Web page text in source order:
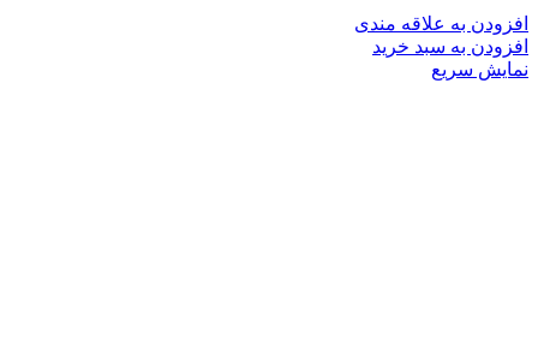
افزودن به علاقه مندی
افزودن به سبد خرید
نمایش سریع